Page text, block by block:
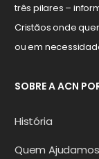
três pilares –
Cristãos onde
ou em
SOBRE A ACN
História
Quem Ajudamos